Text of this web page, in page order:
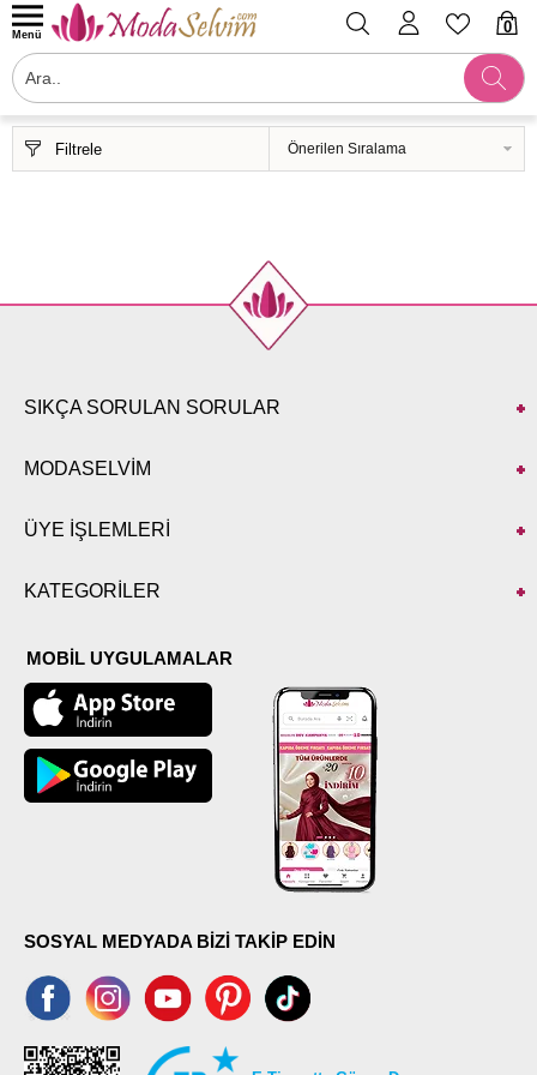
0
Menü
Filtrele
SIKÇA SORULAN SORULAR
MODASELVİM
ÜYE İŞLEMLERİ
KATEGORİLER
MOBİL UYGULAMALAR
SOSYAL MEDYADA BİZİ TAKİP EDİN